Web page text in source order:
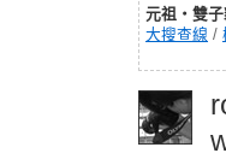
元祖‧雙子
大搜查線 /